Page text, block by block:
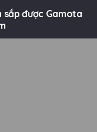
sắp được Gamota